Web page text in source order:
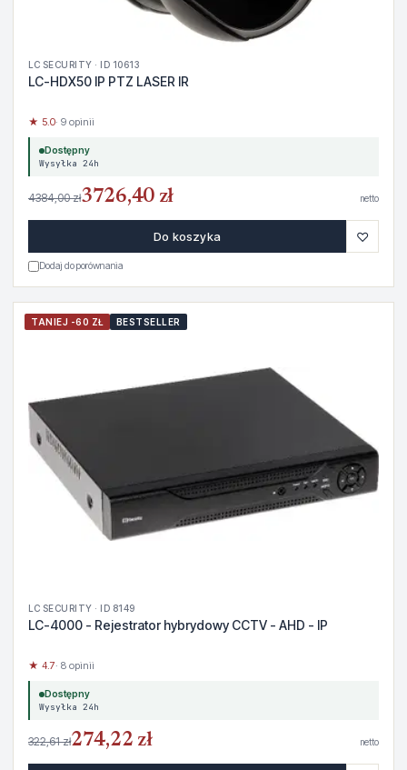
LC SECURITY · ID 10613
LC-HDX50 IP PTZ LASER IR
★ 5.0· 9 opinii
Dostępny
Wysyłka 24h
4384,00 zł3726,40 zł netto
Do koszyka ♡
Dodaj do porównania
TANIEJ -60 ZŁ BESTSELLER
LC SECURITY · ID 8149
LC-4000 - Rejestrator hybrydowy CCTV - AHD - IP
★ 4.7· 8 opinii
Dostępny
Wysyłka 24h
322,61 zł274,22 zł netto